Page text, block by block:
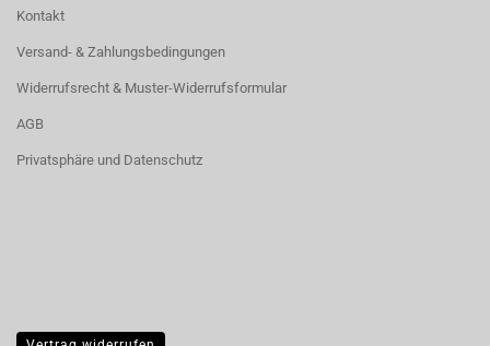
Kontakt
Versand- & Zahlungsbedingungen
Widerrufsrecht & Muster-Widerrufsformular
AGB
Privatsphäre und Datenschutz